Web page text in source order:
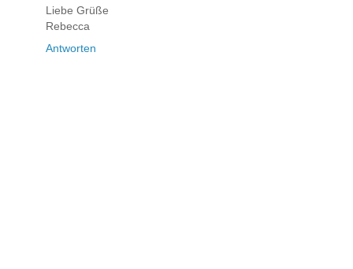
Liebe Grüße
Rebecca
Antworten